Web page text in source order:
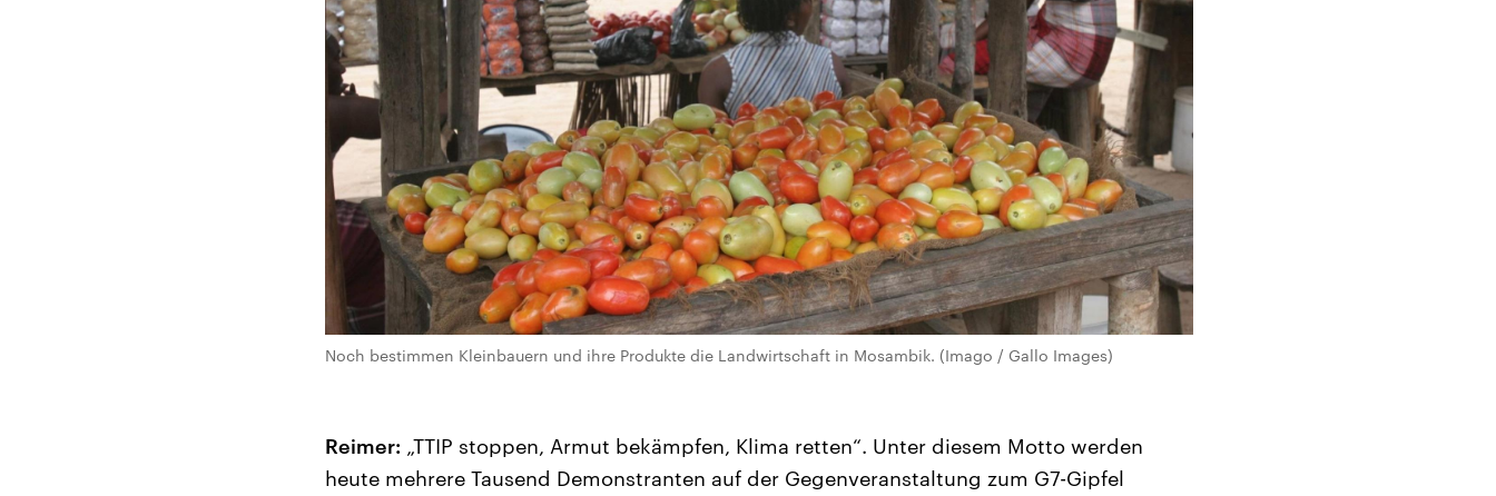
Noch bestimmen Kleinbauern und ihre Produkte die Landwirtschaft in Mosambik. (Imago / Gallo Images)
Reimer: „TTIP stoppen, Armut bekämpfen, Klima retten“. Unter diesem Motto werden
heute mehrere Tausend Demonstranten auf der Gegenveranstaltung zum G7-Gipfel